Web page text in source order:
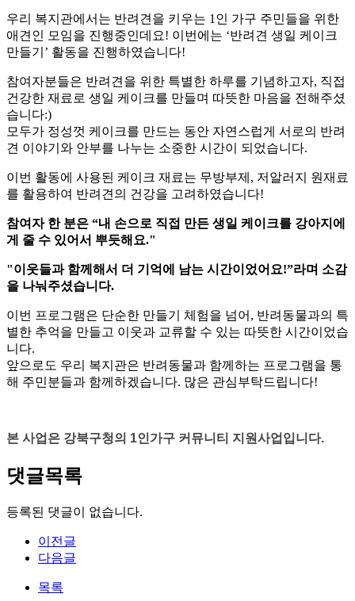
우리 복지관에서는 반려견을 키우는 1인 가구 주민들을 위한
애견인 모임을 진행중인데요! 이번에는 ‘반려견 생일 케이크
만들기’ 활동을 진행하였습니다!
참여자분들은 반려견을 위한 특별한 하루를 기념하고자, 직접
건강한 재료로 생일 케이크를 만들며 따뜻한 마음을 전해주셨
습니다:)
모두가 정성껏 케이크를 만드는 동안 자연스럽게 서로의 반려
견 이야기와 안부를 나누는 소중한 시간이 되었습니다.
이번 활동에 사용된 케이크 재료는 무방부제, 저알러지 원재료
를 활용하여 반려견의 건강을 고려하였습니다!
참여자 한 분은 “내 손으로 직접 만든 생일 케이크를 강아지에
게 줄 수 있어서 뿌듯해요."
"이웃들과 함께해서 더 기억에 남는 시간이었어요!”라며 소감
을 나눠주셨습니다.
이번 프로그램은 단순한 만들기 체험을 넘어, 반려동물과의 특
별한 추억을 만들고 이웃과 교류할 수 있는 따뜻한 시간이었습
니다.
앞으로도 우리 복지관은 반려동물과 함께하는 프로그램을 통
해 주민분들과 함께하겠습니다. 많은 관심부탁드립니다!
본 사업은 강북구청의 1인가구 커뮤니티 지원사업입니다.
댓글목록
등록된 댓글이 없습니다.
이전글
다음글
목록